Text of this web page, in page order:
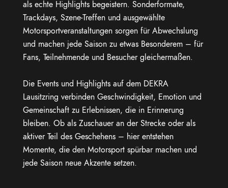
als echte Highlights begeistern. Sonderformate,
Trackdays, Szene-Treffen und ausgewählte
Motorsportveranstaltungen sorgen für Abwechslung
und machen jede Saison zu etwas Besonderem – für
Fans, Teilnehmende und Besucher gleichermaßen.
Die Events und Highlights auf dem DEKRA
Lausitzring verbinden Geschwindigkeit, Emotion und
Gemeinschaft zu Erlebnissen, die in Erinnerung
bleiben. Ob als Zuschauer an der Strecke oder als
aktiver Teil des Geschehens – hier entstehen
Momente, die den Motorsport spürbar machen und
jede Saison neue Akzente setzen.